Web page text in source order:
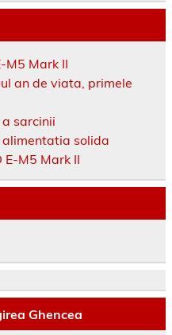
M5 Mark II
an de viata, primele
sarcinii
alimentatia solida
E-M5 Mark II
Ghencea